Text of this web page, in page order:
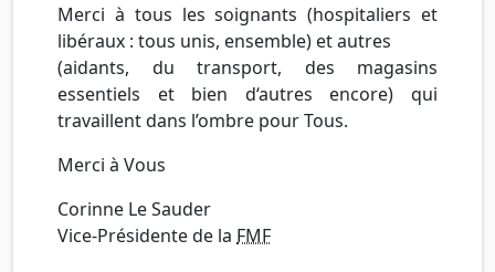
Merci à tous les soignants (hospitaliers et
libéraux : tous unis, ensemble) et autres
(aidants, du transport, des magasins
essentiels et bien d‘autres encore) qui
travaillent dans l’ombre pour Tous.
Merci à Vous
Corinne Le Sauder
Vice-Présidente de la FMF